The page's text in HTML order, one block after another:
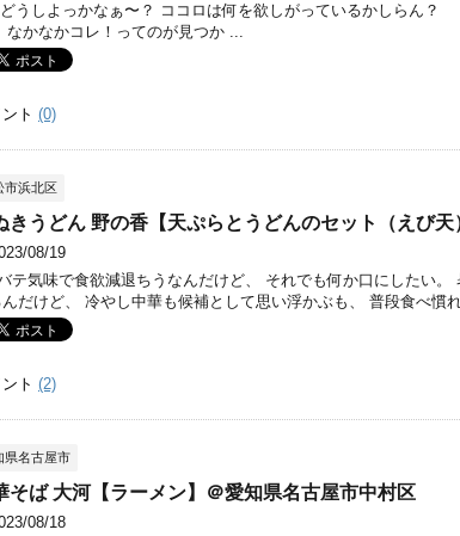
しよっかなぁ〜？ ココロは何を欲しがっているかしらん？
なかなかコレ！ってのが見つか ...
ト (0)
市浜北区
きうどん 野の香【天ぷらとうどんのセット（えび天
08/19
テ気味で食欲減退ちうなんだけど、 それでも何か口にしたい
んだけど、 冷やし中華も候補として思い浮かぶも、 普段食べ慣
ト (2)
県名古屋市
そば 大河【ラーメン】＠愛知県名古屋市中村区
08/18